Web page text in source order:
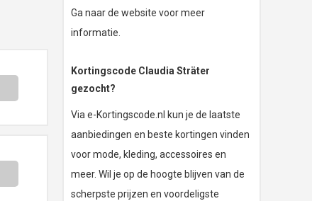
Ga naar de website voor meer
informatie.
Kortingscode Claudia Sträter
gezocht?
Via e-Kortingscode.nl kun je de laatste
aanbiedingen en beste kortingen vinden
voor mode, kleding, accessoires en
meer. Wil je op de hoogte blijven van de
scherpste prijzen en voordeligste